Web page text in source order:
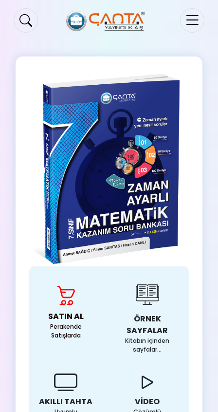
SATIN AL
Perakende
Satışlarda
ÖRNEK
SAYFALAR
Kitabın içinden
sayfalar...
AKILLI TAHTA VİDEO